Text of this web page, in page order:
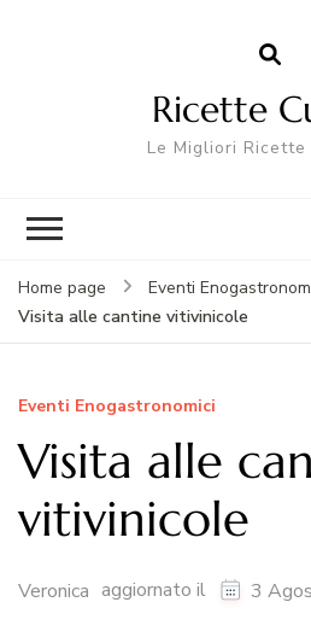
Ricette
Le Migliori Ricette
Home page
Eventi
Visita alle cantine vitivinicole
Eventi Enogastronomici
Visita alle
vitivinicole
Veronica aggiornato il 3